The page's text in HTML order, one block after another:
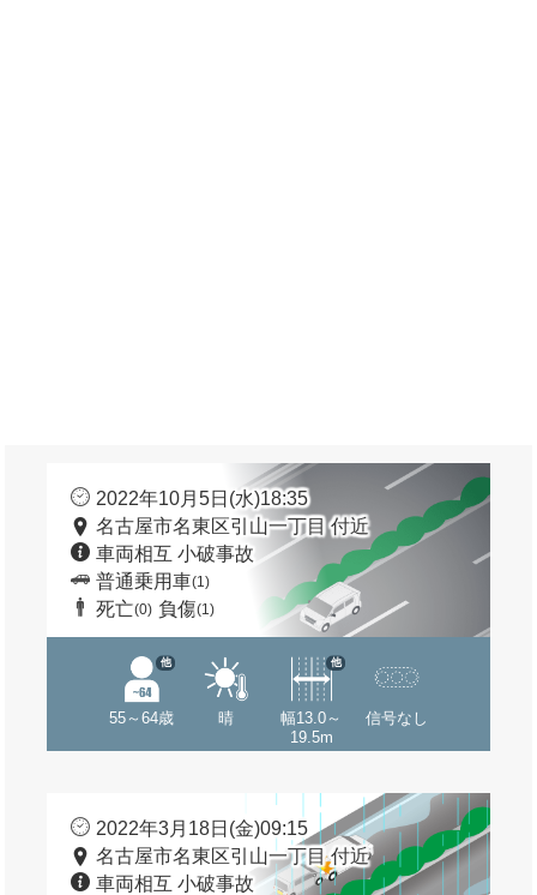
2022年10月5日(水)18:35
名古屋市名東区引山一丁目 付近
車両相互 小破事故
普通乗用車(1)
死亡(0) 負傷(1)
55～64歳
他
晴
幅13.0～
19.5m
他
信号なし
2022年3月18日(金)09:15
名古屋市名東区引山一丁目 付近
車両相互 小破事故